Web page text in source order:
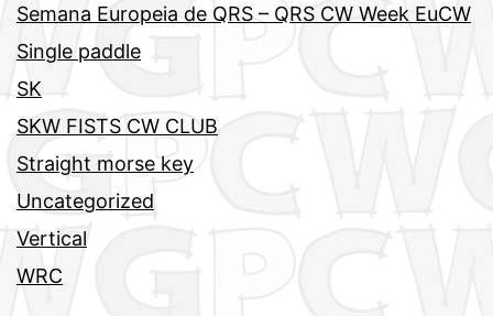
Semana Europeia de QRS – QRS CW Week EuCW
Single paddle
SK
SKW FISTS CW CLUB
Straight morse key
Uncategorized
Vertical
WRC